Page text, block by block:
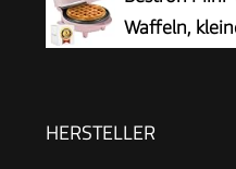
und praktisch, ca.
schwarz/Edelstal, WA
Waffeln,
Weihnachten, Retro
HERSTELLER